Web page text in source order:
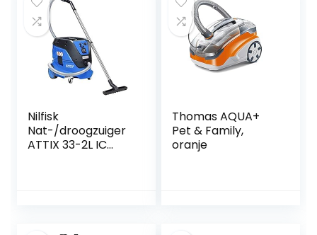
Nilfisk
Nat-/droogzuiger
ATTIX 33-2L IC
Thomas AQUA+
Pet & Family,
oranje